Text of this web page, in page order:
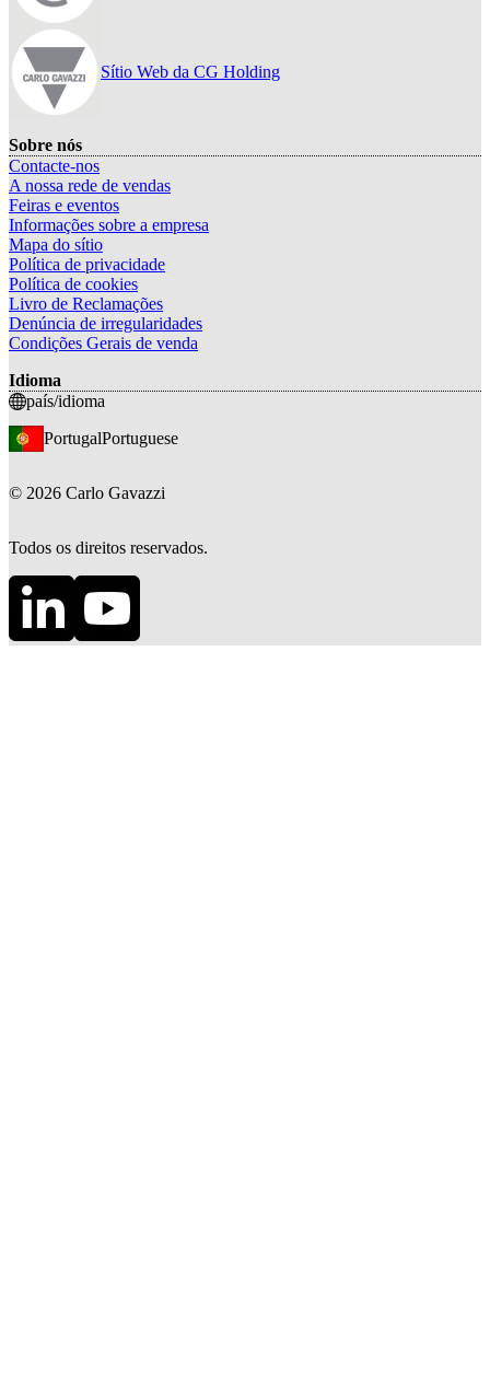
Sítio Web da CG Holding
Sobre nós
Contacte-nos
A nossa rede de vendas
Feiras e eventos
Informações sobre a empresa
Mapa do sítio
Política de privacidade
Política de cookies
Livro de Reclamações
Denúncia de irregularidades
Condições Gerais de venda
Idioma
país/idioma
PortugalPortuguese
© 2026 Carlo Gavazzi
Todos os direitos reservados.